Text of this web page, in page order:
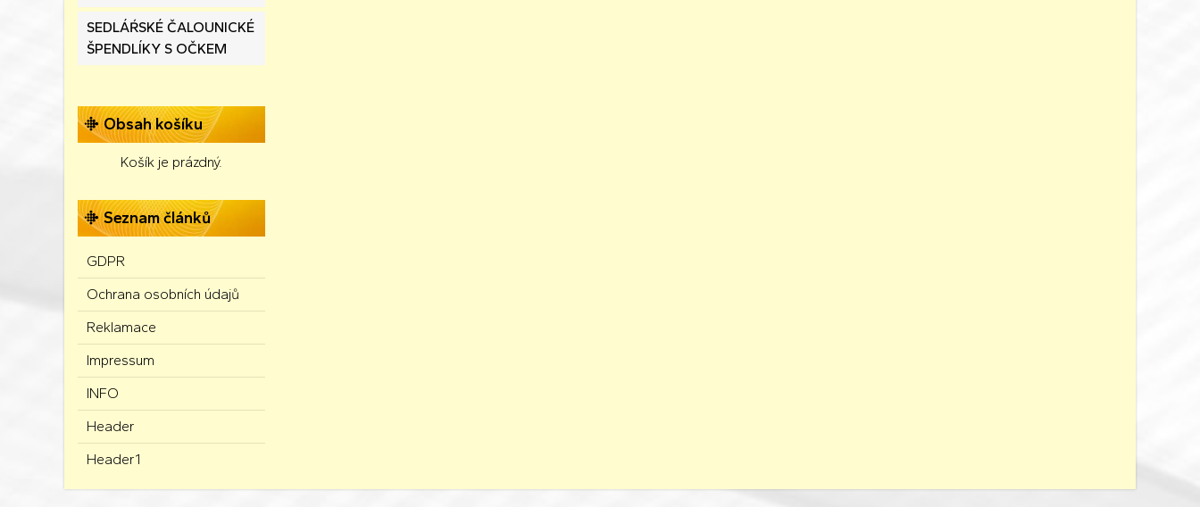
SEDLÁŔSKÉ ČALOUNICKÉ
ŠPENDLÍKY S OČKEM
Obsah košíku
Košík je prázdný.
Seznam článků
GDPR
Ochrana osobních údajů
Reklamace
Impressum
INFO
Header
Header1